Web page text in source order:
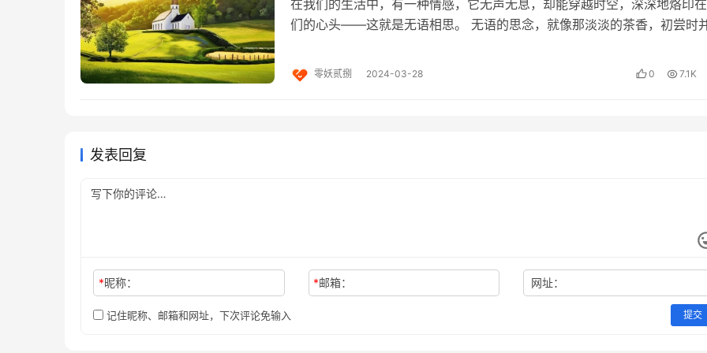
在我们的生活中，有一种情感，它无声无息，却能穿越时空，深深地烙印
们的心头——这就是无语相思。 无语的思念，就像那淡淡的茶香，初尝时
零妖贰捌 2024-03-28 0 7.1K
发表回复
*昵称： *邮箱： 网址：
记住昵称、邮箱和网址，下次评论免输入 提交